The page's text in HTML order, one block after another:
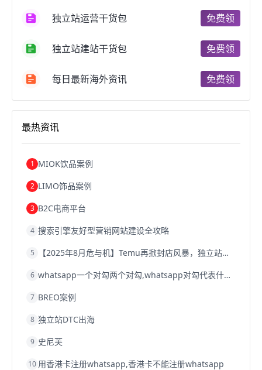
跨境电商费用美国跨境电商
天津跨境电商东南亚跨境电商
跨境电商b2b阿里巴巴跨境电商
跨境电商关税
跨境电商建站
浙江跨境电商宁波跨境电商跨境电商的模式
跨境电商优势跨境电商的优势
独立站运营干货包 免费领
独立站建站干货包 免费领
每日最新海外资讯 免费领
最热资讯
1 MIOK饮品案例
2 LIMO饰品案例
3 B2C电商平台
4 搜索引擎友好型营销网站建设全攻略
5 【2025年8月危与机】Temu再掀封店风暴，独立站才是跨境卖家的避险通道
6 whatsapp一个对勾两个对勾,whatsapp对勾代表什么意思
7 BREO案例
8 独立站DTC出海
9 史尼芙
10 用香港卡注册whatsapp,香港卡不能注册whatsapp